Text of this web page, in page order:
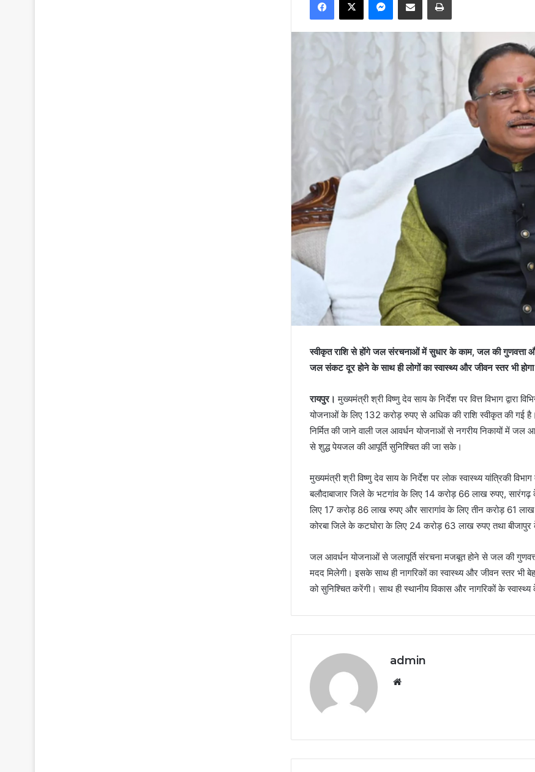
स्वीकृत राशि से होंगे जल संरचनाओं में सुधार के काम, जल की गुणवत्ता और
जल संकट दूर होने के साथ ही लोगों का स्वास्थ्य और जीवन स्तर भी
रायपुर। मुख्यमंत्री श्री विष्णु देव साय के निर्देश पर वित्त विभाग द्वारा
योजनाओं के लिए 132 करोड़ रुपए से अधिक की राशि स्वीकृत की गई है।
निर्मित की जाने वाली जल आवर्धन योजनाओं से नगरीय निकायों में जल
से शुद्ध पेयजल की आपूर्ति सुनिश्चित की जा सके।
मुख्यमंत्री श्री विष्णु देव साय के निर्देश पर लोक स्वास्थ्य यांत्रिकी
बलौदाबाजार जिले के भटगांव के लिए 14 करोड़ 66 लाख रुपए,
लिए 17 करोड़ 86 लाख रुपए और सारागांव के लिए तीन करोड़ 61
कोरबा जिले के कटघोरा के लिए 24 करोड़ 63 लाख रुपए तथा
जल आवर्धन योजनाओं से जलापूर्ति संरचना मजबूत होने से जल की
मदद मिलेगी। इसके साथ ही नागरिकों का स्वास्थ्य और जीवन स्तर
को सुनिश्चित करेंगी। साथ ही स्थानीय विकास और नागरिकों के स्वास्थ्य
admin